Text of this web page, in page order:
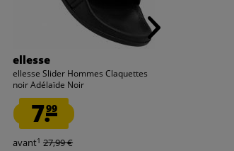
ellesse
ellesse Slider Hommes Claquettes
noir Adélaïde Noir
7.99
avant1 27,99 €